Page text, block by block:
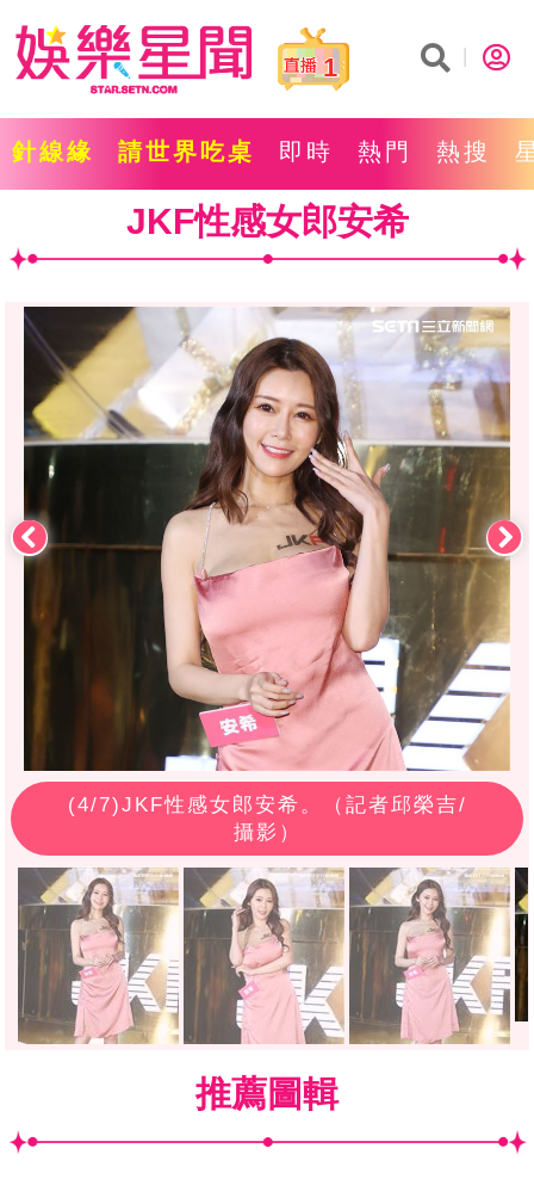
1
針線緣 請世界吃桌 即時 熱門 熱搜
JKF性感女郎安希
(4/7)JKF性感女郎安希。（記者邱榮吉/
攝影）
推薦圖輯